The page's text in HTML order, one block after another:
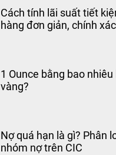
Cách tính lãi suất tiết
hàng đơn giản, chính xác
1 Ounce bằng bao nhiêu
vàng?
Nợ quá hạn là gì? Phân
nhóm nợ trên CIC